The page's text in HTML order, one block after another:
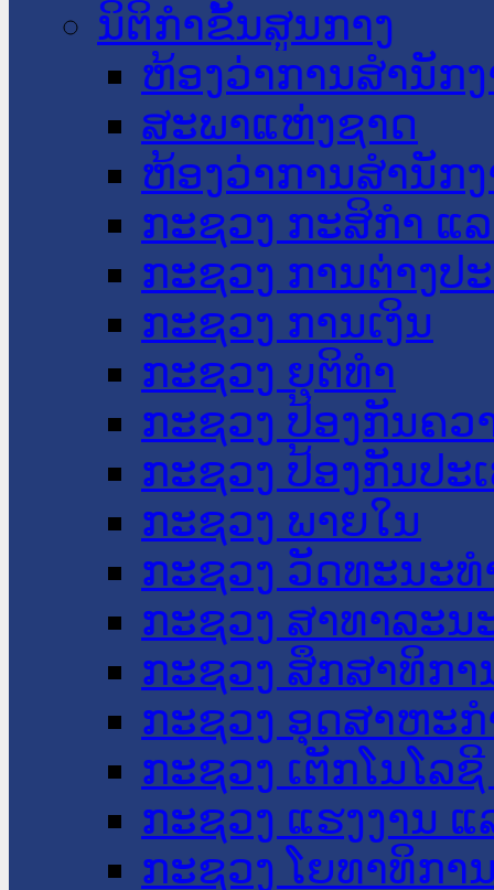
ນິຕິກໍາຂັ້ນສູນກາງ
ຫ້ອງວ່າການສໍານັກ
ສະພາແຫ່ງຊາດ
ຫ້ອງວ່າການສຳນັກ
ກະຊວງ ກະສິກຳ ແ
ກະຊວງ ການຕ່າງປ
ກະຊວງ ການເງິນ
ກະຊວງ ຍຸຕິທໍາ
ກະຊວງ ປ້ອງກັນຄວ
ກະຊວງ ປ້ອງກັນປະ
ກະຊວງ ພາຍໃນ
ກະຊວງ ວັດທະນະ
ກະຊວງ ສາທາລະນ
ກະຊວງ ສຶກສາທິກາ
ກະຊວງ ອຸດສາຫະ
ກະຊວງ ເຕັກໂນໂລ
ກະຊວງ ແຮງງານ
ກະຊວງ ໂຍທາທິກາ